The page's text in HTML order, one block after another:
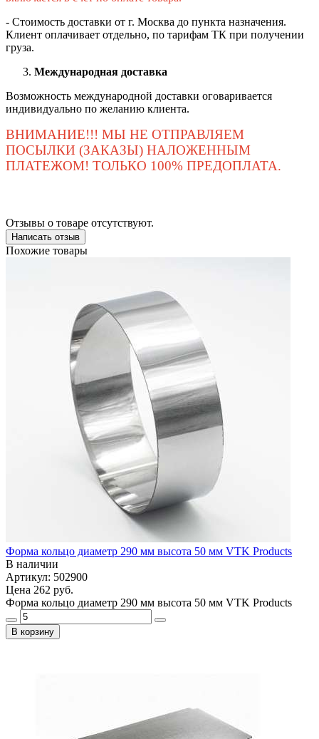
- Стоимость доставки от г. Москва до пункта назначения.
Клиент оплачивает отдельно, по тарифам ТК при получении
груза.
Международная доставка
Возможность международной доставки оговаривается
индивидуально по желанию клиента.
ВНИМАНИЕ!!! МЫ НЕ ОТПРАВЛЯЕМ
ПОСЫЛКИ (ЗАКАЗЫ) НАЛОЖЕННЫМ
ПЛАТЕЖОМ! ТОЛЬКО 100% ПРЕДОПЛАТА.
Отзывы о товаре отсутствуют.
Написать отзыв
Похожие товары
Форма кольцо диаметр 290 мм высота 50 мм VTK Products
В наличии
Артикул: 502900
Цена 262 руб.
Форма кольцо диаметр 290 мм высота 50 мм VTK Products
В корзину